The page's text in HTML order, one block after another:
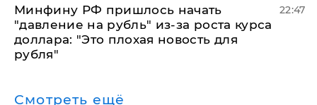
Минфину РФ пришлось начать
"давление на рубль" из-за роста курса
доллара: "Это плохая новость для
рубля"
22:47
Смотреть ещё